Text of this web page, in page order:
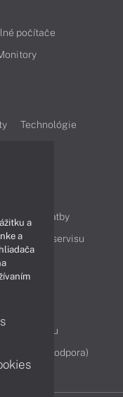
počítače
Technológie
a platby
Cenník servisu
tovaru
(vzdialená podpora)
a
a